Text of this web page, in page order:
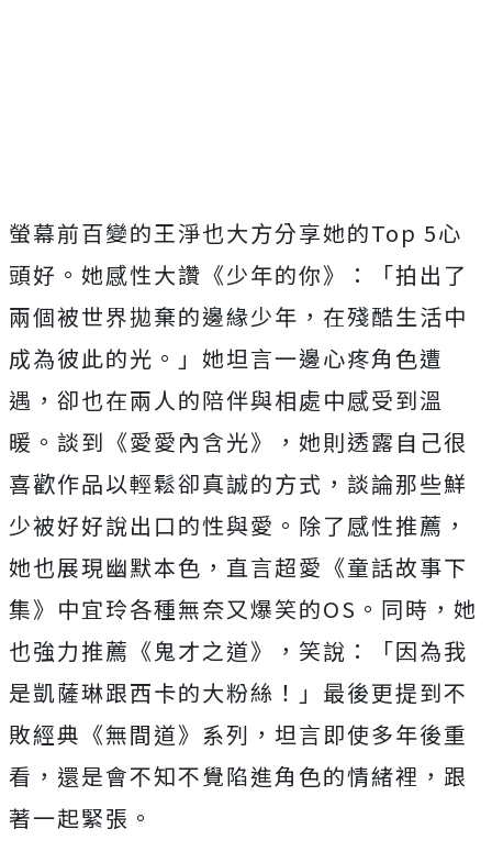
螢幕前百變的王淨也大方分享她的Top 5心
頭好。她感性大讚《少年的你》：「拍出了
兩個被世界拋棄的邊緣少年，在殘酷生活中
成為彼此的光。」 她坦言一邊心疼角色遭
遇，卻也在兩人的陪伴與相處中感受到溫
暖。 談到《愛愛內含光》， 她則透露自己很
喜歡作品以輕鬆卻真誠的方式， 談論那些鮮
少被好好說出口的性與愛。除了感性推薦，
她也展現幽默本色，直言超愛《童話故事下
集》中宜玲各種無奈又爆笑的OS。同時，她
也強力推薦《鬼才之道》，笑說：「因為我
是凱薩琳跟西卡的大粉絲！」最後更提到不
敗經典《無間道》 系列，坦言即使多年後重
看，還是會不知不覺陷進角色的情緒裡， 跟
著一起緊張。